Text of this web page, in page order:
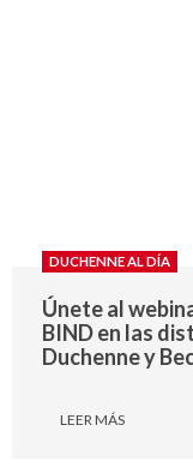
DUCHENNE AL DÍA
Únete al
BIND en las
Duchenne y
LEER MÁS